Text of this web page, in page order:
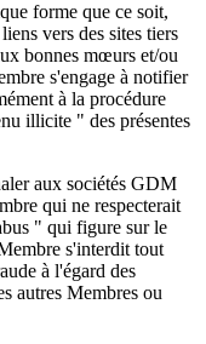
forme que ce soit,
vers des sites tiers
bonnes mœurs et/ou
s'engage à notifier
à la procédure
illicite " des présentes
aux sociétés GDM
qui ne respecterait
" qui figure sur le
s'interdit tout
à l'égard des
autres Membres ou